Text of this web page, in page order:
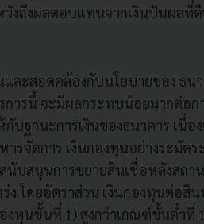
งถึงผลตอบแทนจากเงินปันผลที่
ละสอดคล้องกับนโยบายของ ธน
รนี้ จะมีผลกระทบน้อยมากต่อก
บฐานะการเงินของธนาคาร เนื่อ
จัดการ เงินกองทุนอย่างระมัดร
บสนุนการขยายสินเชื่อหลังสถา
โดยอัตราส่วน เงินกองทุนต่อสิน
งทุนชั้นที่ 1) สูงกว่าเกณฑ์ขั้นต่ำที่